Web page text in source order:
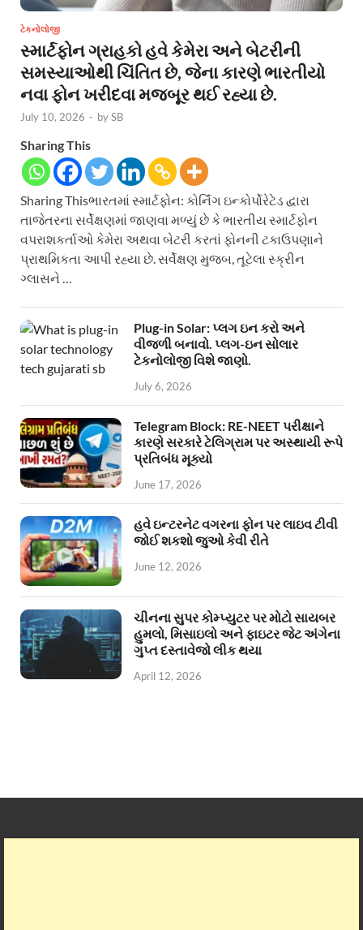
ટેકનોલોજી
સ્માર્ટફોન ગ્રાહકો હવે કેમેરા અને બેટરીની
સમસ્યાઓથી ચિંતિત છે, જેના કારણે ભારતીયો
નવા ફોન ખરીદવા મજબૂર થઈ રહ્યા છે.
July 10, 2026 - bySB
Sharing This
Sharing Thisભારતમાં સ્માર્ટફોન: કોર્નિંગ ઇન્કોર્પોરેટેડ દ્વારા
તાજેતરના સર્વેક્ષણમાં જાણવા મળ્યું છે કે ભારતીય સ્માર્ટફોન
વપરાશકર્તાઓ કેમેરા અથવા બેટરી કરતાં ફોનની ટકાઉપણાને
પ્રાથમિકતા આપી રહ્યા છે. સર્વેક્ષણ મુજબ, તૂટેલા સ્ક્રીન
ગ્લાસને …
Plug-in Solar: પ્લગ ઇન કરો અને
વીજળી બનાવો. પ્લગ-ઇન સોલાર
ટેકનોલોજી વિશે જાણો.
July 6, 2026
Telegram Block: RE-NEET પરીક્ષાને
કારણે સરકારે ટેલિગ્રામ પર અસ્થાયી રૂપે
પ્રતિબંધ મૂક્યો
June 17, 2026
હવે ઇન્ટરનેટ વગરના ફોન પર લાઇવ ટીવી
જોઈ શકશો જુઓ કેવી રીતે
June 12, 2026
ચીનના સુપર કોમ્પ્યુટર પર મોટો સાયબર
હુમલો, મિસાઇલો અને ફાઇટર જેટ અંગેના
ગુપ્ત દસ્તાવેજો લીક થયા
April 12, 2026